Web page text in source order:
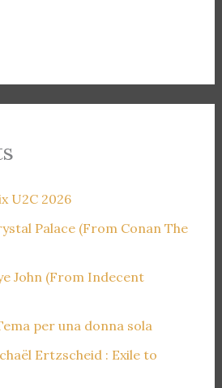
U2C 2026
Palace (From Conan The
John (From Indecent
per una donna sola
Ertzscheid : Exile to